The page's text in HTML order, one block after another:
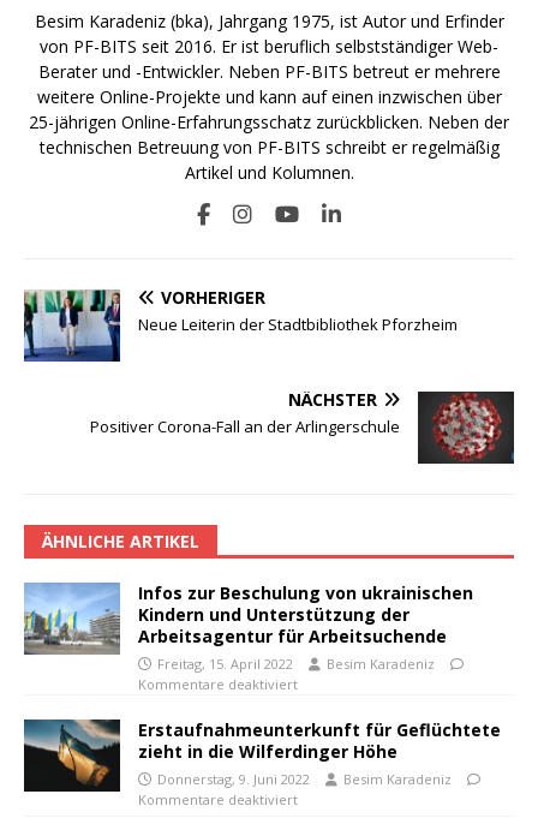
Besim Karadeniz (bka), Jahrgang 1975, ist Autor und Erfinder
von PF-BITS seit 2016. Er ist beruflich selbstständiger Web-
Berater und -Entwickler. Neben PF-BITS betreut er mehrere
weitere Online-Projekte und kann auf einen inzwischen über
25-jährigen Online-Erfahrungsschatz zurückblicken. Neben der
technischen Betreuung von PF-BITS schreibt er regelmäßig
Artikel und Kolumnen.
VORHERIGER
Neue Leiterin der Stadtbibliothek Pforzheim
NÄCHSTER
Positiver Corona-Fall an der Arlingerschule
ÄHNLICHE ARTIKEL
Infos zur Beschulung von ukrainischen
Kindern und Unterstützung der
Arbeitsagentur für Arbeitsuchende
Freitag, 15. April 2022
Besim Karadeniz
Kommentare deaktiviert
Erstaufnahmeunterkunft für Geflüchtete
zieht in die Wilferdinger Höhe
Donnerstag, 9. Juni 2022
Besim Karadeniz
Kommentare deaktiviert